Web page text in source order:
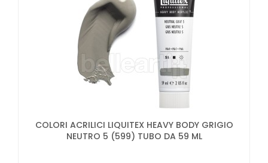
COLORI ACRILICI LIQUITEX HEAVY BODY GRIGIO
NEUTRO 5 (599) TUBO DA 59 ML